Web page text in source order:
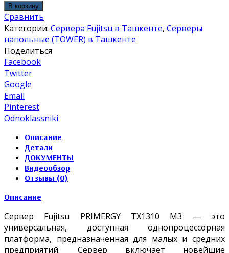
В корзину
Сравнить
Категории: Сервера Fujitsu в Ташкенте, Серверы
напольные (TOWER) в Ташкенте
Поделиться
Facebook
Twitter
Google
Email
Pinterest
Odnoklassniki
Описание
Детали
ДОКУМЕНТЫ
Видеообзор
Отзывы (0)
Описание
Сервер Fujitsu PRIMERGY TX1310 M3 — это
универсальная, доступная однопроцессорная
платформа, предназначенная для малых и средних
предприятий. Сервер включает новейшие